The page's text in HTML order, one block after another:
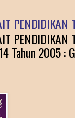
PENDIDIKAN
Tahun 2005 :